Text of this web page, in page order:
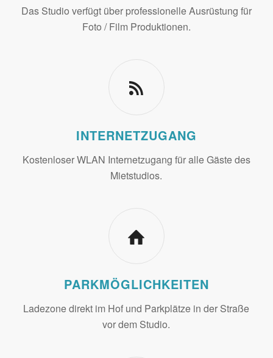
Das Studio verfügt über professionelle Ausrüstung für
Foto / Film Produktionen.
INTERNETZUGANG
Kostenloser WLAN Internetzugang für alle Gäste des
Mietstudios.
PARKMÖGLICHKEITEN
Ladezone direkt im Hof und Parkplätze in der Straße
vor dem Studio.